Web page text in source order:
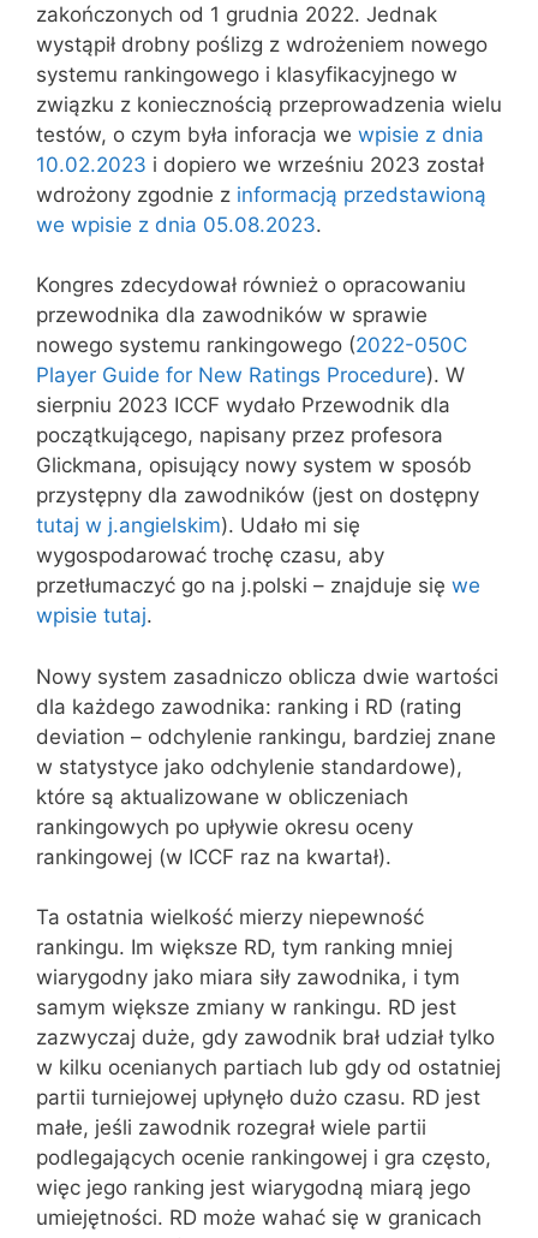
zakończonych od 1 grudnia 2022. Jednak
wystąpił drobny poślizg z wdrożeniem nowego
systemu rankingowego i klasyfikacyjnego w
związku z koniecznością przeprowadzenia wielu
testów, o czym była inforacja we wpisie z dnia
10.02.2023 i dopiero we wrześniu 2023 został
wdrożony zgodnie z informacją przedstawioną
we wpisie z dnia 05.08.2023.
Kongres zdecydował również o opracowaniu
przewodnika dla zawodników w sprawie
nowego systemu rankingowego (2022-050C
Player Guide for New Ratings Procedure). W
sierpniu 2023 ICCF wydało Przewodnik dla
początkującego, napisany przez profesora
Glickmana, opisujący nowy system w sposób
przystępny dla zawodników (jest on dostępny
tutaj w j.angielskim). Udało mi się
wygospodarować trochę czasu, aby
przetłumaczyć go na j.polski – znajduje się we
wpisie tutaj.
Nowy system zasadniczo oblicza dwie wartości
dla każdego zawodnika: ranking i RD (rating
deviation – odchylenie rankingu, bardziej znane
w statystyce jako odchylenie standardowe),
które są aktualizowane w obliczeniach
rankingowych po upływie okresu oceny
rankingowej (w ICCF raz na kwartał).
Ta ostatnia wielkość mierzy niepewność
rankingu. Im większe RD, tym ranking mniej
wiarygodny jako miara siły zawodnika, i tym
samym większe zmiany w rankingu. RD jest
zazwyczaj duże, gdy zawodnik brał udział tylko
w kilku ocenianych partiach lub gdy od ostatniej
partii turniejowej upłynęło dużo czasu. RD jest
małe, jeśli zawodnik rozegrał wiele partii
podlegających ocenie rankingowej i gra często,
więc jego ranking jest wiarygodną miarą jego
umiejętności. RD może wahać się w granicach